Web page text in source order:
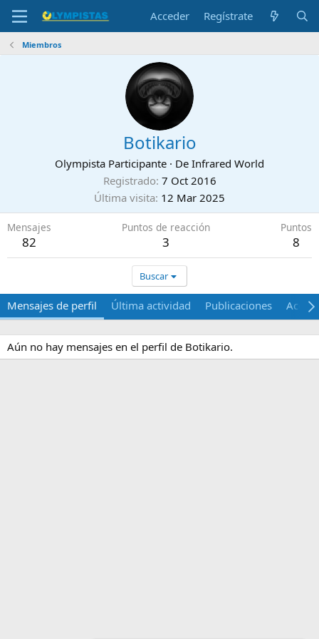
Acceder Regístrate
Miembros
Botikario
Olympista Participante · De Infrared World
Registrado 7 Oct 2016
Última visita 12 Mar 2025
Mensajes
82
Puntos de reacción
3
Puntos
8
Buscar
Mensajes de perfil Última actividad Publicaciones Acerca
Aún no hay mensajes en el perfil de Botikario.